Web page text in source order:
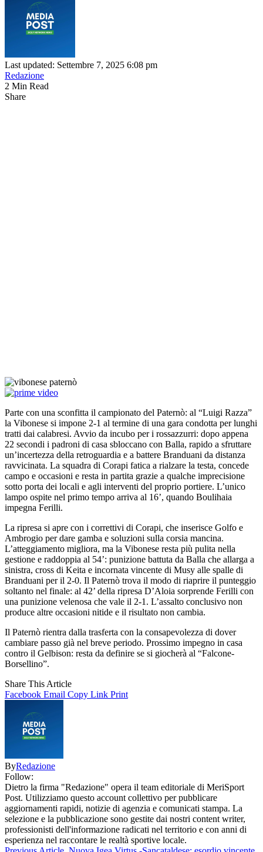
Last updated: Settembre 7, 2025 6:08 pm
Redazione
2 Min Read
Share
Parte con una sconfitta il campionato del Paternò: al “Luigi Razza”
la Vibonese si impone 2-1 al termine di una gara condotta per lunghi
tratti dai calabresi. Avvio da incubo per i rossazzurri: dopo appena
22 secondi i padroni di casa sbloccano con Balla, rapido a sfruttare
un’incertezza della retroguardia e a battere Branduani da distanza
ravvicinata. La squadra di Corapi fatica a rialzare la testa, concede
campo e occasioni e resta in partita grazie a qualche imprecisione
sotto porta dei locali e agli interventi del proprio portiere. L’unico
lampo ospite nel primo tempo arriva al 16’, quando Boulihaia
impegna Ferilli.
La ripresa si apre con i correttivi di Corapi, che inserisce Golfo e
Ambrogio per dare gamba e soluzioni sulla corsia mancina.
L’atteggiamento migliora, ma la Vibonese resta più pulita nella
gestione e raddoppia al 54’: punizione battuta da Balla che allarga a
sinistra, cross di Keita e incornata vincente di Musy alle spalle di
Branduani per il 2-0. Il Paternò trova il modo di riaprire il punteggio
soltanto nel finale: al 42’ della ripresa D’Aloia sorprende Ferilli con
una punizione velenosa che vale il 2-1. L’assalto conclusivo non
produce altre occasioni nitide e il risultato non cambia.
Il Paternò rientra dalla trasferta con la consapevolezza di dover
cambiare passo già nel breve periodo. Prossimo impegno in casa
contro il Gelbison: resta da definire se si giocherà al “Falcone-
Borsellino”.
Share This Article
Facebook Email Copy Link Print
ByRedazione
Follow:
Dietro la firma "Redazione" opera il team editoriale di MeriSport
Post. Utilizziamo questo account collettivo per pubblicare
aggiornamenti rapidi, notizie di agenzia e comunicati stampa. La
selezione e la pubblicazione sono gestite dai nostri content writer,
professionisti dell'informazione radicati nel territorio e con anni di
esperienza nel raccontare le realtà sportive locale.